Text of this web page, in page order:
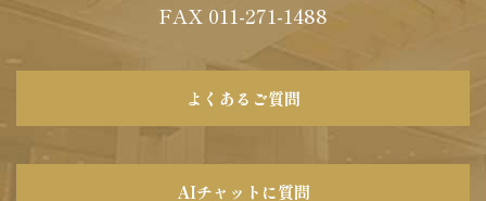
FAX 011-271-1488
よくあるご質問
AIチャットに質問